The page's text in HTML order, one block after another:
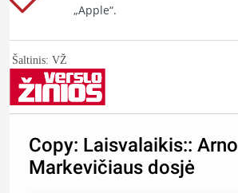
„Apple“.
Šaltinis: VŽ
Copy: Laisvalaikis:: Arno
Markevičiaus dosjė